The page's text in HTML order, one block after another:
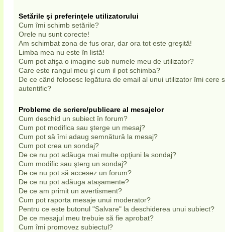
Setările şi preferinţele utilizatorului
Cum îmi schimb setările?
Orele nu sunt corecte!
Am schimbat zona de fus orar, dar ora tot este greşită!
Limba mea nu este în listă!
Cum pot afişa o imagine sub numele meu de utilizator?
Care este rangul meu şi cum il pot schimba?
De ce când folosesc legătura de email al unui utilizator îmi cere
autentific?
Probleme de scriere/publicare al mesajelor
Cum deschid un subiect în forum?
Cum pot modifica sau şterge un mesaj?
Cum pot să îmi adaug semnătură la mesaj?
Cum pot crea un sondaj?
De ce nu pot adăuga mai multe opţiuni la sondaj?
Cum modific sau şterg un sondaj?
De ce nu pot să accesez un forum?
De ce nu pot adăuga ataşamente?
De ce am primit un avertisment?
Cum pot raporta mesaje unui moderator?
Pentru ce este butonul "Salvare" la deschiderea unui subiect?
De ce mesajul meu trebuie să fie aprobat?
Cum îmi promovez subiectul?